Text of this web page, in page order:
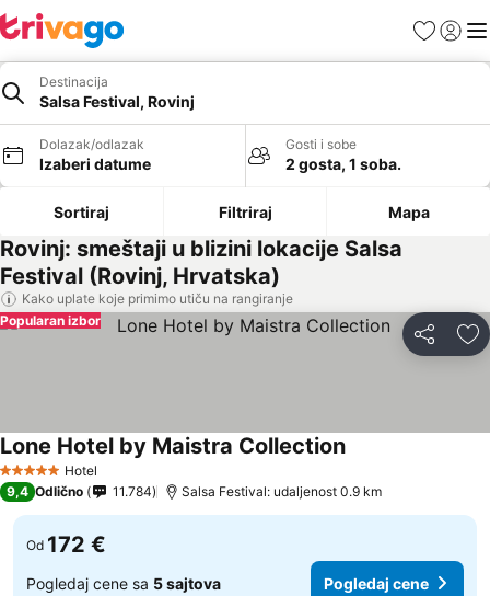
FavoritiPrijavi
Destinacija
Salsa Festival, Rovinj
Dolazak/odlazak
Izaberi datume
Gosti i sobe
2 gosta, 1 soba.
Sortiraj Filtriraj Mapa
Rovinj: smeštaji u blizini lokacije Salsa
Festival (Rovinj, Hrvatska)
Kako uplate koje primimo utiču na rangiranje
Deli
Popularan izbor
5 ZvezdiceHotel
Lone Hotel by Maistra Collection
9,4 Odlično 11.784 Salsa Festival: udaljenost 0.9 km
Od 172 €
Pogledaj cene sa 5 sajtova Pogledaj cene